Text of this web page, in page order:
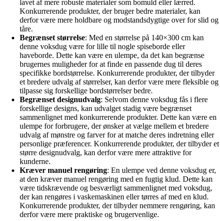
lavet af mere robuste materialer som bomuld eller lærred.
Konkurrerende produkter, der bruger bedre materialer, kan
derfor være mere holdbare og modstandsdygtige over for slid og
tåre.
Begrænset størrelse: Med en størrelse på 140×300 cm kan
denne voksdug være for lille til nogle spiseborde eller
haveborde. Dette kan være en ulempe, da det kan begrænse
brugernes muligheder for at finde en passende dug til deres
specifikke bordstørrelse. Konkurrerende produkter, der tilbyder
et bredere udvalg af størrelser, kan derfor være mere fleksible og
tilpasse sig forskellige bordstørrelser bedre.
Begrænset designudvalg: Selvom denne voksdug fås i flere
forskellige designs, kan udvalget stadig være begrænset
sammenlignet med konkurrerende produkter. Dette kan være en
ulempe for forbrugere, der ønsker at vælge mellem et bredere
udvalg af mønstre og farver for at matche deres indretning eller
personlige præferencer. Konkurrerende produkter, der tilbyder et
større designudvalg, kan derfor være mere attraktive for
kunderne.
Kræver manuel rengøring: En ulempe ved denne voksdug er,
at den kræver manuel rengøring med en fugtig klud. Dette kan
være tidskrævende og besværligt sammenlignet med voksdug,
der kan rengøres i vaskemaskinen eller tørres af med en klud.
Konkurrerende produkter, der tilbyder nemmere rengøring, kan
derfor være mere praktiske og brugervenlige.